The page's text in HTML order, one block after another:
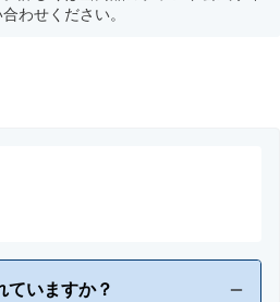
わせください。
ていますか？